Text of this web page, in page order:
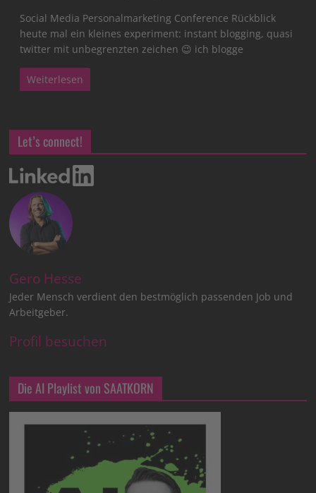
Social Media Personalmarketing Conference Rückblick
heute mal ein kleines experiment: instant blogging, quasi
twitter mit unbegrenzten zeichen 😉 ich blogge
Weiterlesen
Let’s connect!
Gero Hesse
Jeder Mensch verdient den bestmöglich passenden Job und
Arbeitgeber.
Profil besuchen
Die AI Playlist von SAATKORN